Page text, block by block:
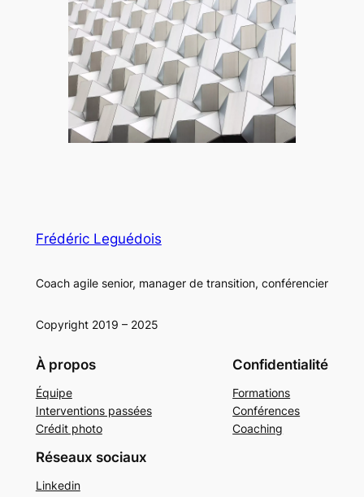
Frédéric Leguédois
Coach agile senior, manager de transition, conférencier
Copyright 2019 – 2025
À propos
Équipe
Interventions passées
Crédit photo
Confidentialité
Formations
Conférences
Coaching
Réseaux sociaux
Linkedin